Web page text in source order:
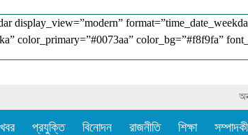
display_view=”modern”
color_primary=”#0073aa” color_bg=”#f8f9fa”
প্রযুক্তি বিনোদন রাজনীতি শিক্ষা